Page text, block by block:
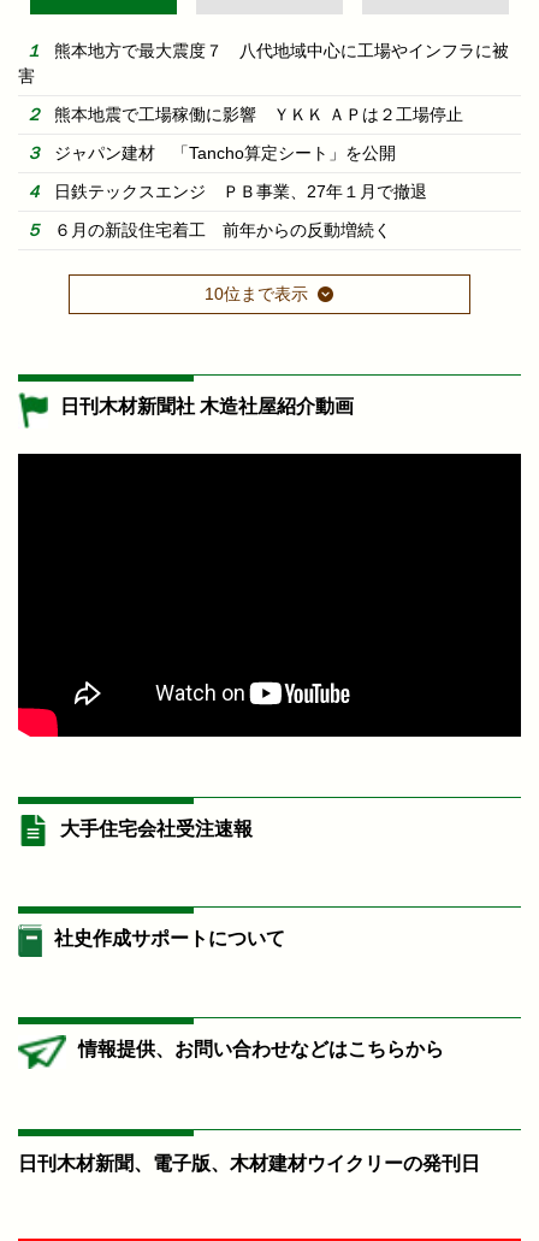
熊本地方で最大震度７ 八代地域中心に工場やインフラに被
害
熊本地震で工場稼働に影響 ＹＫＫ ＡＰは２工場停止
ジャパン建材 「Tancho算定シート」を公開
日鉄テックスエンジ ＰＢ事業、27年１月で撤退
６月の新設住宅着工 前年からの反動増続く
10位まで表示
日刊木材新聞社 木造社屋紹介動画
大手住宅会社受注速報
社史作成サポートについて
情報提供、お問い合わせなどはこちらから
日刊木材新聞、電子版、木材建材ウイクリーの発刊日